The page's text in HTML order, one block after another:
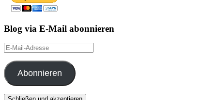
Blog via E-Mail abonnieren
E-
Mail-
Adresse
Abonnieren